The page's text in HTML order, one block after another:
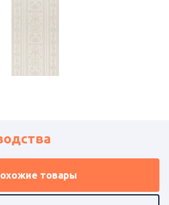
товары